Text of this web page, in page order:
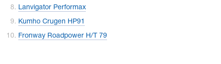
Lanvigator Performax
Kumho Crugen HP91
Fronway Roadpower H/T 79